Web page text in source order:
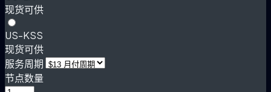
现货可供
US-KSS
现货可供
服务周期
节点数量